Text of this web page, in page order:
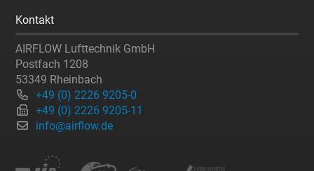
Kontakt
AIRFLOW Lufttechnik GmbH
Postfach 1208
53349 Rheinbach
+49 (0) 2226 9205-0
+49 (0) 2226 9205-11
info@airflow.de